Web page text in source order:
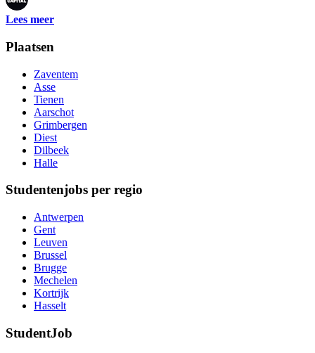
Lees meer
Plaatsen
Zaventem
Asse
Tienen
Aarschot
Grimbergen
Diest
Dilbeek
Halle
Studentenjobs per regio
Antwerpen
Gent
Leuven
Brussel
Brugge
Mechelen
Kortrijk
Hasselt
StudentJob